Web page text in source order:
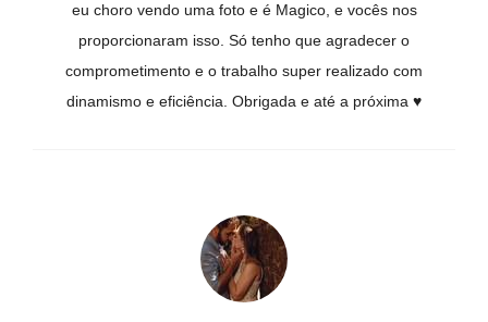
eu choro vendo uma foto e é Magico, e vocês nos
proporcionaram isso. Só tenho que agradecer o
comprometimento e o trabalho super realizado com
dinamismo e eficiência. Obrigada e até a próxima ♥